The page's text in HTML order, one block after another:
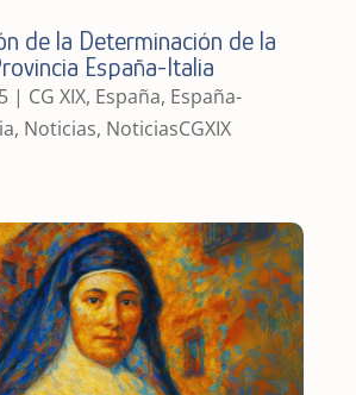
de la Determinación de la
España-Italia
| CG XIX, España, España-
, Noticias, NoticiasCGXIX